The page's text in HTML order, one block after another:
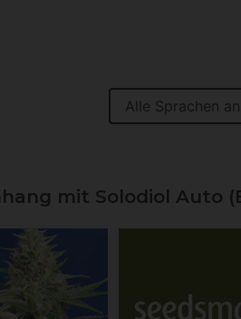
Alle Sprachen
mit Solodiol Auto